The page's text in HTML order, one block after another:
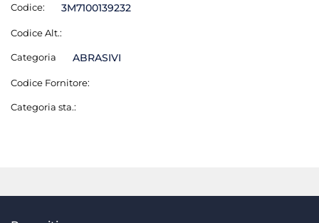
Codice: 3M7100139232
Codice Alt.:
Categoria ABRASIVI
Codice Fornitore:
Categoria sta.: